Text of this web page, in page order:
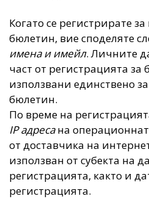
Когато се регистрирате
бюлетин, вие споделяте
имена и имейл. Личните
част от регистрацията
използвани единствено
бюлетин.
По време на
IP адресана
от доставчика на
използван от субекта на
регистрацията, както и
регистрацията.